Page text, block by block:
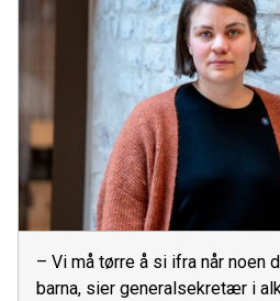
– Vi må tørre å si ifra når noen
barna, sier generalsekretær i